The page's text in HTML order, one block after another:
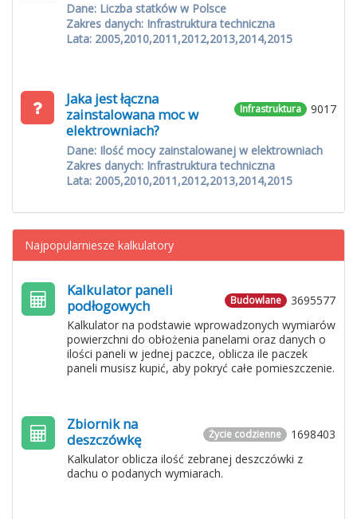
Dane: Liczba statków w Polsce
Zakres danych: Infrastruktura techniczna
Lata: 2005,2010,2011,2012,2013,2014,2015
9017
Infrastruktura
Jaka jest łączna
zainstalowana moc w
elektrowniach?
Dane: Ilość mocy zainstalowanej w elektrowniach
Zakres danych: Infrastruktura techniczna
Lata: 2005,2010,2011,2012,2013,2014,2015
Najpopularniesze kalkulatory
3695577
Budowlane
Kalkulator paneli
podłogowych
Kalkulator na podstawie wprowadzonych wymiarów
powierzchni do obłożenia panelami oraz danych o
ilości paneli w jednej paczce, oblicza ile paczek
paneli musisz kupić, aby pokryć całe pomieszczenie.
1698403
Życie codzienne
Zbiornik na
deszczówkę
Kalkulator oblicza ilość zebranej deszczówki z
dachu o podanych wymiarach.